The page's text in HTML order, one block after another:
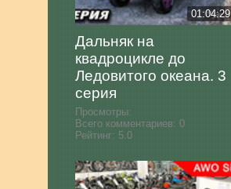
01:04:29
Дальняк на
квадроцикле до
Ледовитого океана. 3
серия
Просмотры:
Всего комментариев: 0
Рейтинг: 5.0